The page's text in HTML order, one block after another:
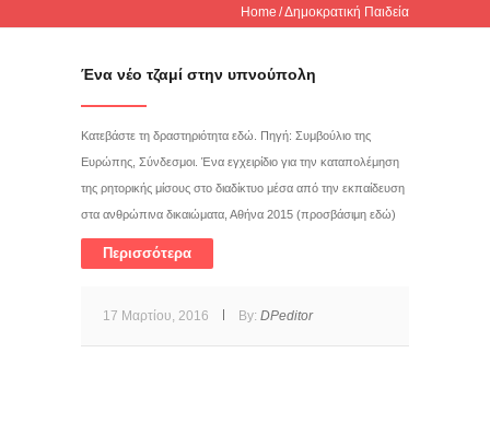
Home Δημοκρατική Παιδεία
Ένα νέο τζαμί στην υπνούπολη
Κατεβάστε τη δραστηριότητα εδώ. Πηγή: Συμβούλιο της
Ευρώπης, Σύνδεσμοι. Ένα εγχειρίδιο για την καταπολέμηση
της ρητορικής μίσους στο διαδίκτυο μέσα από την εκπαίδευση
στα ανθρώπινα δικαιώματα, Αθήνα 2015 (προσβάσιμη εδώ)
Περισσότερα
17 Μαρτίου, 2016 By: DPeditor